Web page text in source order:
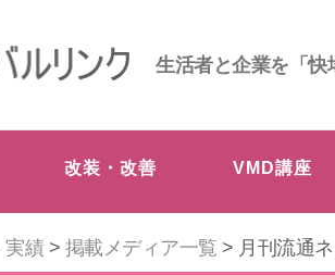
生活者と企業を「快
改装・改善 VMD講座
実績 > 掲載メディア一覧 > 月刊流通